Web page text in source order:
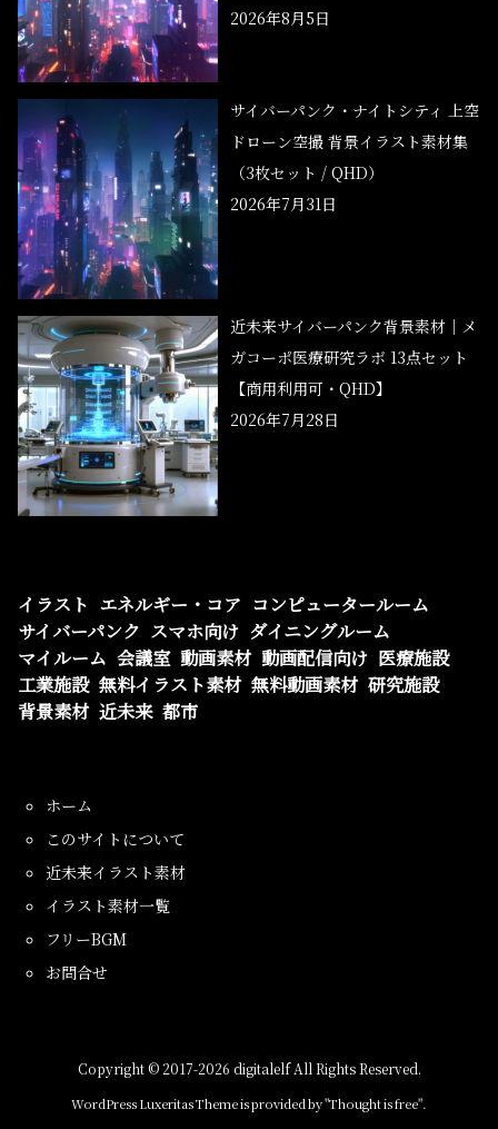
2026年8月5日
サイバーパンク・ナイトシティ 上空
ドローン空撮 背景イラスト素材集
（3枚セット / QHD）
2026年7月31日
近未来サイバーパンク背景素材｜メ
ガコーポ医療研究ラボ 13点セット
【商用利用可・QHD】
2026年7月28日
イラスト エネルギー・コア コンピュータールーム
サイバーパンク スマホ向け ダイニングルーム
マイルーム 会議室 動画素材 動画配信向け 医療施設
工業施設 無料イラスト素材 無料動画素材 研究施設
背景素材 近未来 都市
ホーム
このサイトについて
近未来イラスト素材
イラスト素材一覧
フリーBGM
お問合せ
Copyright © 2017-2026 digitalelfAll Rights Reserved.
WordPress Luxeritas Theme is provided by "Thought is free".